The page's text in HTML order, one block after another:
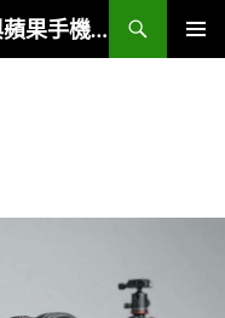
賣相機也收 iPhone – 攝影器材與蘋果手機複合收購